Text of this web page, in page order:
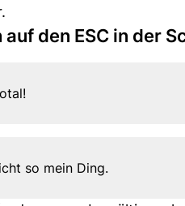
den ESC in der
so mein Ding.